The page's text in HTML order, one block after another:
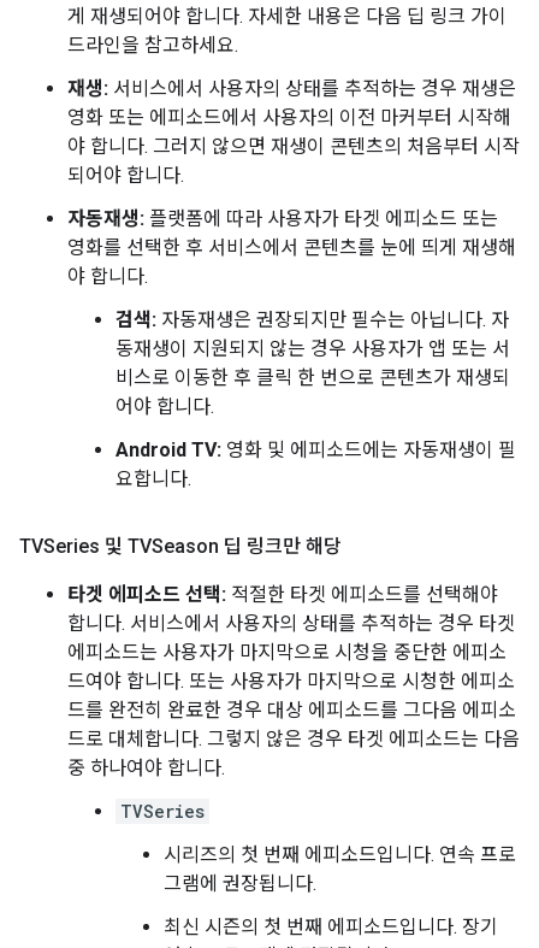
게 재생되어야 합니다. 자세한 내용은 다음 딥 링크 가이
드라인을 참고하세요.
재생: 서비스에서 사용자의 상태를 추적하는 경우 재생은
영화 또는 에피소드에서 사용자의 이전 마커부터 시작해
야 합니다. 그러지 않으면 재생이 콘텐츠의 처음부터 시작
되어야 합니다.
자동재생: 플랫폼에 따라 사용자가 타겟 에피소드 또는
영화를 선택한 후 서비스에서 콘텐츠를 눈에 띄게 재생해
야 합니다.
검색: 자동재생은 권장되지만 필수는 아닙니다. 자
동재생이 지원되지 않는 경우 사용자가 앱 또는 서
비스로 이동한 후 클릭 한 번으로 콘텐츠가 재생되
어야 합니다.
Android TV: 영화 및 에피소드에는 자동재생이 필
요합니다.
TVSeries 및 TVSeason 딥 링크만 해당
타겟 에피소드 선택: 적절한 타겟 에피소드를 선택해야
합니다. 서비스에서 사용자의 상태를 추적하는 경우 타겟
에피소드는 사용자가 마지막으로 시청을 중단한 에피소
드여야 합니다. 또는 사용자가 마지막으로 시청한 에피소
드를 완전히 완료한 경우 대상 에피소드를 그다음 에피소
드로 대체합니다. 그렇지 않은 경우 타겟 에피소드는 다음
중 하나여야 합니다.
TVSeries
시리즈의 첫 번째 에피소드입니다. 연속 프로
그램에 권장됩니다.
최신 시즌의 첫 번째 에피소드입니다. 장기